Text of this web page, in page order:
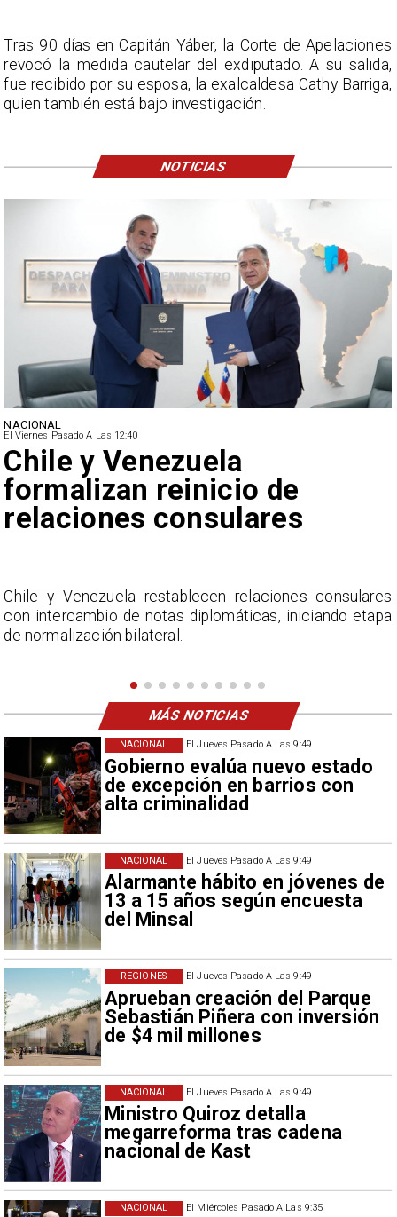
El Jueves Pasado A Las 9:49
Gobierno evalúa nuevo estado
de excepción en barrios con
alta criminalidad
NACIONAL
El Jueves Pasado A Las 9:49
Alarmante hábito en jóvenes de
13 a 15 años según encuesta
del Minsal
NACIONAL
El Jueves Pasado A Las 9:49
Aprueban creación del Parque
Sebastián Piñera con inversión
de $4 mil millones
REGIONES
El Jueves Pasado A Las 9:49
Ministro Quiroz detalla
megarreforma tras cadena
nacional de Kast
NACIONAL
El Miércoles Pasado A Las 9:35
NACIONAL
NACIONAL
El Viernes Pasado A Las 12:40
Feriantes rechazan dichos
de Camila Flores sobre
Fabiola Campillai
La Confederación Nacional de Ferias Libres (ASOF)
considera inaceptable que se refieran a Fabiola
Campillai como 'señora de feria', expresión utilizada
Tras 90 días en Capitán Yáber, la Corte de Apelaciones
revocó la medida cautelar del exdiputado. A su salida,
fue recibido por su esposa, la exalcaldesa Cathy Barriga,
quien también está bajo investigación.
NOTICIAS
MÁS NOTICIAS